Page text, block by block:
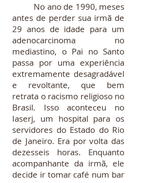
No ano de 1990, meses
antes de perder sua irmã de
29 anos de idade para um
adenocarcinoma no
mediastino, o Pai no Santo
passa por uma experiência
extremamente desagradável
e revoltante, que bem
retrata o racismo religioso no
Brasil. Isso aconteceu no
Iaserj, um hospital para os
servidores do Estado do Rio
de Janeiro. Era por volta das
dezesseis horas. Enquanto
acompanhante da irmã, ele
decide ir tomar café num bar